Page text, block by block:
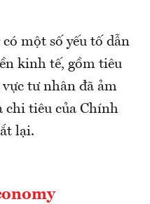
một số yếu tố dẫn
kinh tế, gồm tiêu
tư nhân đã ảm
chi tiêu của Chính
lại.